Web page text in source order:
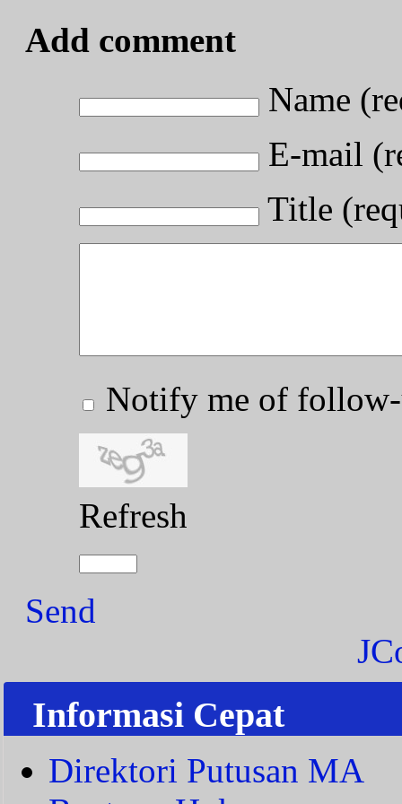
Add comment
Name
E-mail
Title
Notify me of follow-
Refresh
Send
Informasi Cepat
Direktori Putusan MA